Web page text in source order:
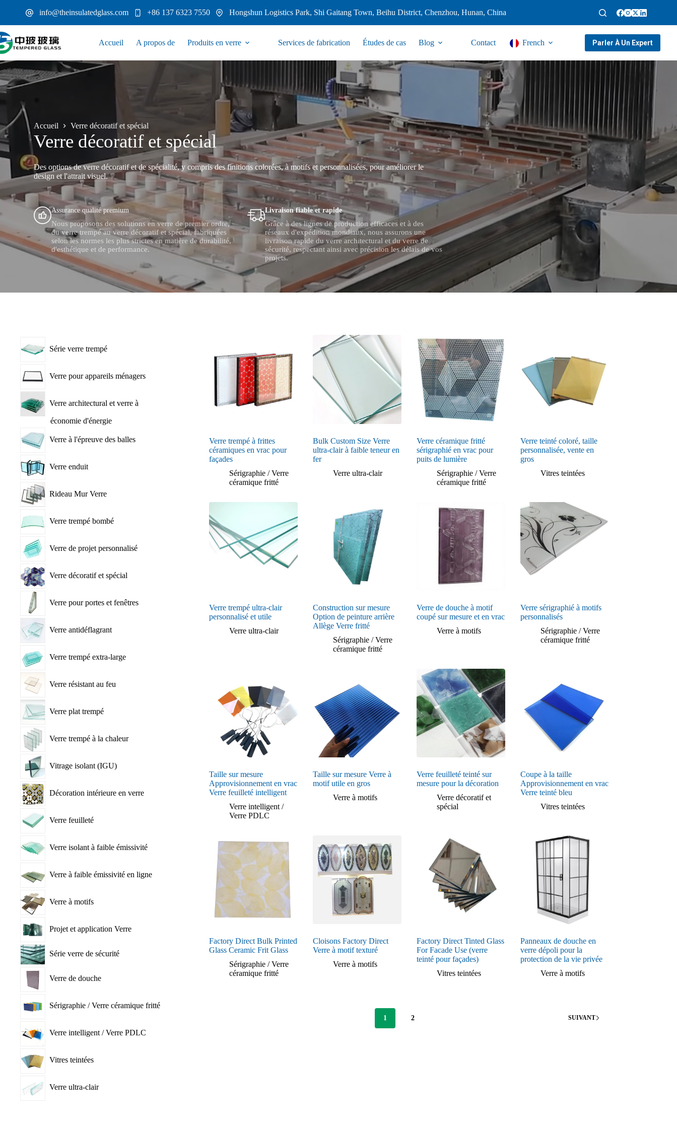
info@theinsulatedglass.com +86 137 6323 7550 Hongshun Logistics Park, Shi Gaitang Town, Beihu District, Chenzhou, Hunan, China
Accueil A propos de Produits en verre Services de fabrication Études de cas Blog Contact French Parler À Un Expert
Accueil Verre décoratif et spécial
Verre décoratif et spécial
Des options de verre décoratif et de spécialité, y compris des finitions colorées, à motifs et personnalisées, pour améliorer le
design et l'attrait visuel.
Assurance qualité premium
Nous proposons des solutions en verre de premier ordre,
du verre trempé au verre décoratif et spécial, fabriquées
selon les normes les plus strictes en matière de durabilité,
d'esthétique et de performance.
Livraison fiable et rapide
Grâce à des lignes de production efficaces et à des
réseaux d'expédition mondiaux, nous assurons une
livraison rapide du verre architectural et du verre de
sécurité, respectant ainsi avec précision les délais de vos
projets.
Verre trempé à frittes
céramiques en vrac pour
façades
Sérigraphie / Verre
céramique fritté
Bulk Custom Size Verre
ultra-clair à faible teneur en
fer
Verre ultra-clair
Verre céramique fritté
sérigraphié en vrac pour
puits de lumière
Sérigraphie / Verre
céramique fritté
Verre teinté coloré, taille
personnalisée, vente en
gros
Vitres teintées
Verre trempé ultra-clair
personnalisé et utile
Verre ultra-clair
Construction sur mesure
Option de peinture arrière
Allège Verre fritté
Sérigraphie / Verre
céramique fritté
Verre de douche à motif
coupé sur mesure et en vrac
Verre à motifs
Verre sérigraphié à motifs
personnalisés
Sérigraphie / Verre
céramique fritté
Taille sur mesure
Approvisionnement en vrac
Verre feuilleté intelligent
Verre intelligent /
Verre PDLC
Taille sur mesure Verre à
motif utile en gros
Verre à motifs
Verre feuilleté teinté sur
mesure pour la décoration
Verre décoratif et
spécial
Coupe à la taille
Approvisionnement en vrac
Verre teinté bleu
Vitres teintées
Factory Direct Bulk Printed
Glass Ceramic Frit Glass
Sérigraphie / Verre
céramique fritté
Cloisons Factory Direct
Verre à motif texturé
Verre à motifs
Factory Direct Tinted Glass
For Facade Use (verre
teinté pour façades)
Vitres teintées
Panneaux de douche en
verre dépoli pour la
protection de la vie privée
Verre à motifs
1 2 SUIVANT
Série verre trempé
Verre pour appareils ménagers
Verre architectural et verre à
économie d'énergie
Verre à l'épreuve des balles
Verre enduit
Rideau Mur Verre
Verre trempé bombé
Verre de projet personnalisé
Verre décoratif et spécial
Verre pour portes et fenêtres
Verre antidéflagrant
Verre trempé extra-large
Verre résistant au feu
Verre plat trempé
Verre trempé à la chaleur
Vitrage isolant (IGU)
Décoration intérieure en verre
Verre feuilleté
Verre isolant à faible émissivité
Verre à faible émissivité en ligne
Verre à motifs
Projet et application Verre
Série verre de sécurité
Verre de douche
Sérigraphie / Verre céramique fritté
Verre intelligent / Verre PDLC
Vitres teintées
Verre ultra-clair